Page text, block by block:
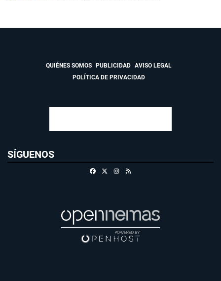
QUIÉNES SOMOS PUBLICIDAD
AVISO LEGAL
POLÍTICA DE PRIVACIDAD
SÍGUENOS
FacebookInstagram